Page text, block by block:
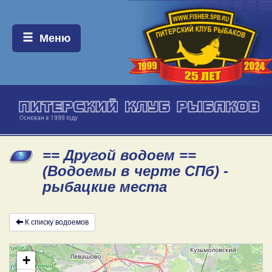
Меню:
Меню
== Другой водоем ==
(Водоемы в черте СПб) -
рыбацкие места
К списку водоемов
+